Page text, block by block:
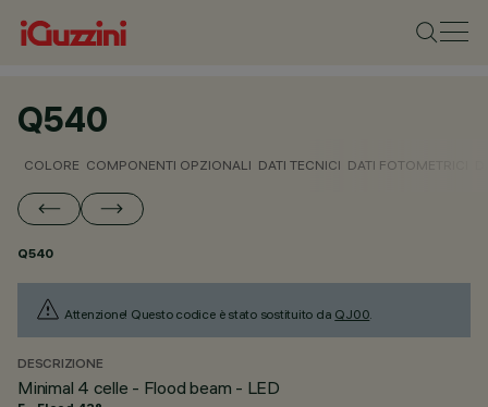
Q540
COLORE COMPONENTI OPZIONALI DATI TECNICI DATI FOTOMETRICI
Q540
Attenzione! Questo codice è stato sostituito da QJ00.
DESCRIZIONE
Minimal 4 celle - Flood beam - LED